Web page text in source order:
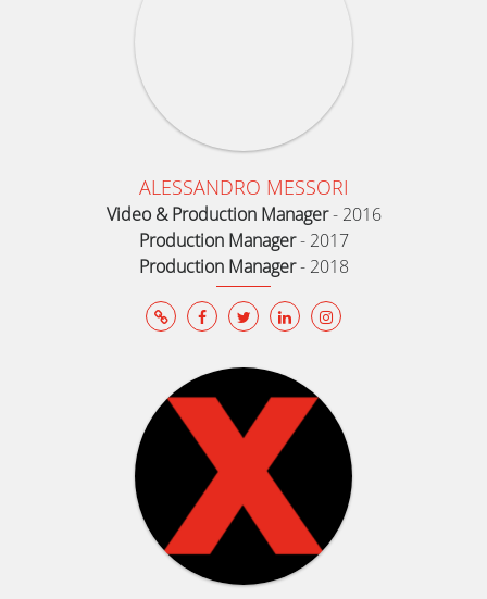
ALESSANDRO MESSORI
Video & Production Manager- 2016
Production Manager- 2017
Production Manager- 2018